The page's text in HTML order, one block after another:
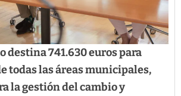
de herramientas
destina 741.630 euros para
todas las áreas municipales,
la gestión del cambio y